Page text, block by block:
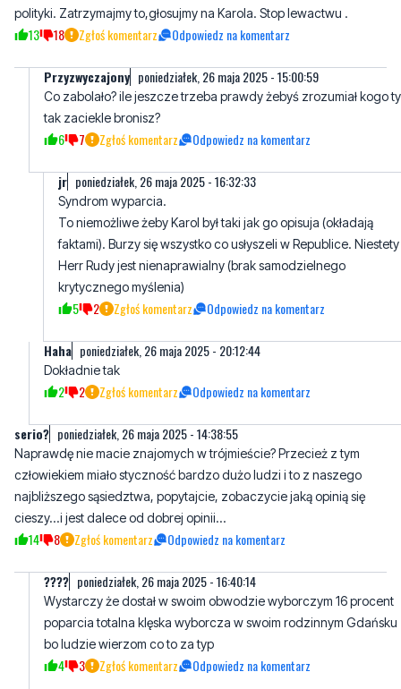
Przyzwyczajony poniedziałek, 26 maja 2025 - 15:00:59
Co zabolało? ile jeszcze trzeba prawdy żebyś zrozumiał kogo ty
6 7 Zgłoś komentarz Odpowiedz na komentarz
jr poniedziałek, 26 maja 2025 - 16:32:33
Syndrom wyparcia.
faktami). Burzy się wszystko co usłyszeli w Republice. Niestety
Herr Rudy jest nienaprawialny (brak samodzielnego
krytycznego myślenia)
5 2 Zgłoś komentarz Odpowiedz na komentarz
Haha poniedziałek, 26 maja 2025 - 20:12:44
Dokładnie tak
serio? poniedziałek, 26 maja 2025 - 14:38:55
Naprawdę nie macie znajomych w trójmieście? Przecież z tym
najbliższego sąsiedztwa, popytajcie, zobaczycie jaką opinią się
cieszy...i jest dalece od dobrej opinii...
14 8 Zgłoś komentarz Odpowiedz na komentarz
???? poniedziałek, 26 maja 2025 - 16:40:14
Wystarczy że dostał w swoim obwodzie wyborczym 16 procent
bo ludzie wierzom co to za typ
4 3 Zgłoś komentarz Odpowiedz na komentarz
Wina Sasina poniedziałek, 26 maja 2025 - 14:40:31
Nowa moralność ha ha ha